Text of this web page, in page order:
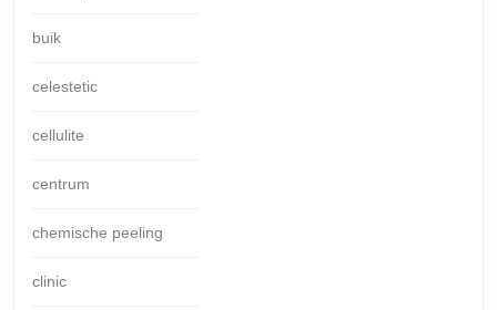
buik
celestetic
cellulite
centrum
chemische peeling
clinic